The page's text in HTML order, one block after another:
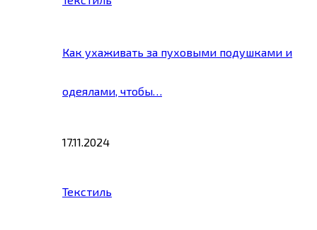
Как ухаживать за пуховыми подушками и
одеялами, чтобы…
17.11.2024
Текстиль